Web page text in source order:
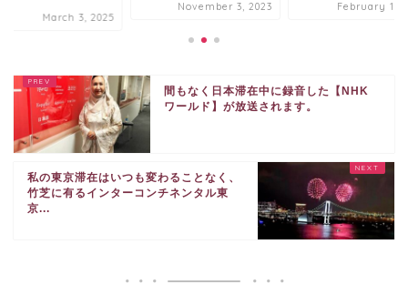
March 3, 2025
November 3, 2023 February 15,
間もなく日本滞在中に録音した【NHK
ワールド】が放送されます。
私の東京滞在はいつも変わることなく、
竹芝に有るインターコンチネンタル東
京...